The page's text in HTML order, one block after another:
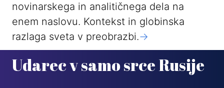
novinarskega in analitičnega dela na
enem naslovu. Kontekst in globinska
razlaga sveta v preobrazbi.->
Udarec v samo srce Rusije